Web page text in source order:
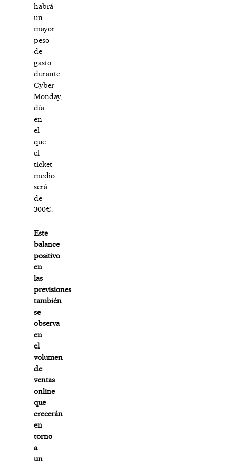
habrá
un
mayor
peso
de
gasto
durante
Cyber
Monday,
día
en
el
que
el
ticket
medio
será
de
300€.
Este
balance
positivo
en
las
previsiones
también
se
observa
en
el
volumen
de
ventas
online
que
crecerán
en
torno
a
un